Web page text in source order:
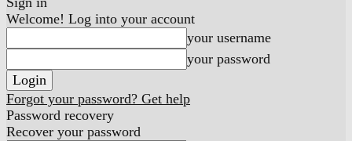
Welcome! Log into your account
your username
your password
Forgot your password? Get help
Password recovery
Recover your password